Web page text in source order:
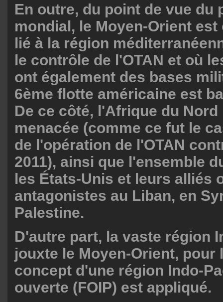
En outre, du point de vue du
mondial, le Moyen-Orient
lié à la région
le contrôle de l'OTAN et où
ont également des bases
6ème flotte américaine est
De ce côté, l'Afrique du
menacée (comme ce fut le
de l'opération de l'OTAN
2011), ainsi que l'ensemble
les États-Unis et leurs alliés
antagonistes au Liban, en
Palestine.
D'autre part, la vaste région
jouxte le Moyen-Orient, pour
concept d'une région Indo-
ouverte (FOIP) est appliqué.